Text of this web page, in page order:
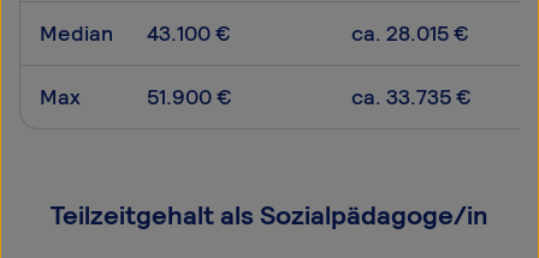
Median 43.100 € ca. 28.015 €
Max 51.900 € ca. 33.735 €
Teilzeitgehalt als Sozialpädagoge/in